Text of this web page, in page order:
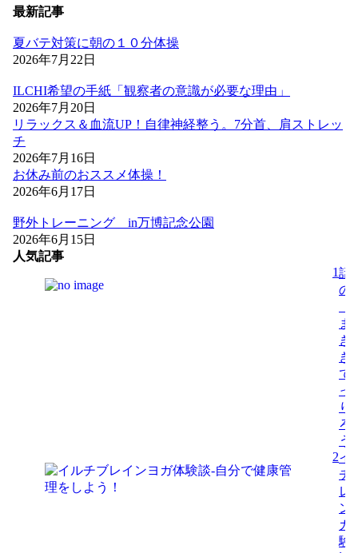
最新記事
夏バテ対策に朝の１０分体操
2026年7月22日
ILCHI希望の手紙「観察者の意識が必要な理由」
2026年7月20日
リラックス＆血流UP！自律神経整う。7分首、肩ストレッ
チ
2026年7月16日
お休み前のおススメ体操！
2026年6月17日
野外トレーニング in万博記念公園
2026年6月15日
人気記事
1話
の
ま
き
き
で
っ
り
ろ
う
2イ
チ
レ
ン
ガ
験